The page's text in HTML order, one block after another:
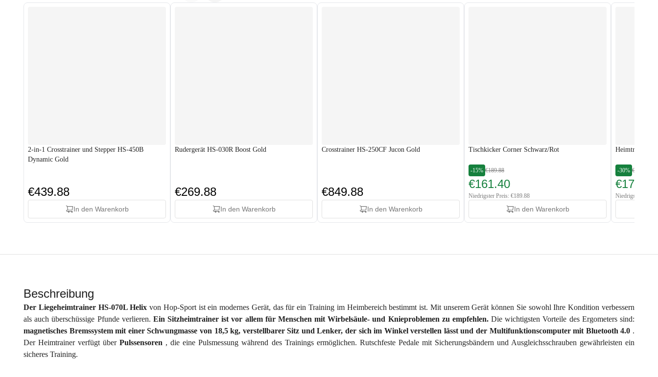
2-in-1 Crosstrainer und Stepper HS-450B
Dynamic Gold
€439.88
In den Warenkorb
Rudergerät HS-030R Boost Gold
€269.88
In den Warenkorb
Crosstrainer HS-250CF Jucon Gold
€849.88
In den Warenkorb
Tischkicker Corner Schwarz/Rot
-15% €189.88
€161.40
Niedrigster Preis: €189.88
In den Warenkorb
Heimtrainer
-30% €249.88
€174.00
Niedrigster Preis:
Beschreibung
Der Liegeheimtrainer HS-070L Helixvon Hop-Sport ist ein modernes Gerät, das für ein Training im Heimbereich bestimmt ist. Mit unserem Gerät können Sie sowohl Ihre Kondition verbessern
als auch überschüssige Pfunde verlieren. Ein Sitzheimtrainer ist vor allem für Menschen mit Wirbelsäule- und Knieproblemen zu empfehlen.Die wichtigsten Vorteile des Ergometers sind:
magnetisches Bremssystem mit einer Schwungmasse von 18,5 kg, verstellbarer Sitz und Lenker, der sich im Winkel verstellen lässt und der Multifunktionscomputer mit Bluetooth 4.0 .
Der Heimtrainer verfügt überPulssensoren , die eine Pulsmessung während des Trainings ermöglichen. Rutschfeste Pedale mit Sicherungsbändern und Ausgleichsschrauben gewährleisten ein
sicheres Training.